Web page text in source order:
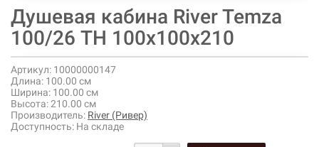
Душевая кабина River Temza
100/26 ТН 100х100х210
Артикул: 10000000147
Длина: 100.00 см
Ширина: 100.00 см
Высота:210.00 см
Производитель: River (Ривер)
Доступность: На складе